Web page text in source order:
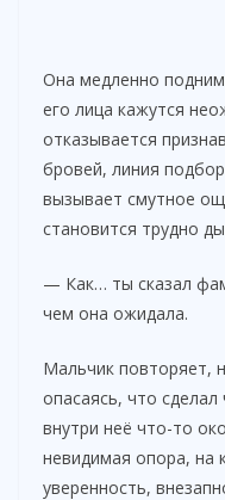
Она медленно
его лица кажутся
отказывается
бровей, линия
вызывает смутное
становится трудно
— Как… ты сказал
чем она ожидала.
Мальчик повторяет,
опасаясь, что
внутри неё что-то
невидимая опора, на
уверенность,